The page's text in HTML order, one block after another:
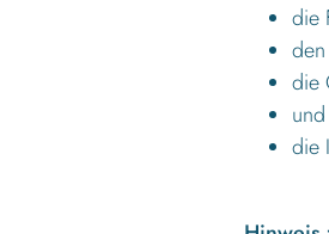
die
die
die